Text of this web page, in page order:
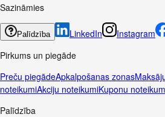
Sazināmies
Palīdzība LinkedIn Instagram
Pirkums un piegāde
Preču piegādeApkalpošanas zonas
noteikumiAkciju noteikumiKuponu
Palīdzība